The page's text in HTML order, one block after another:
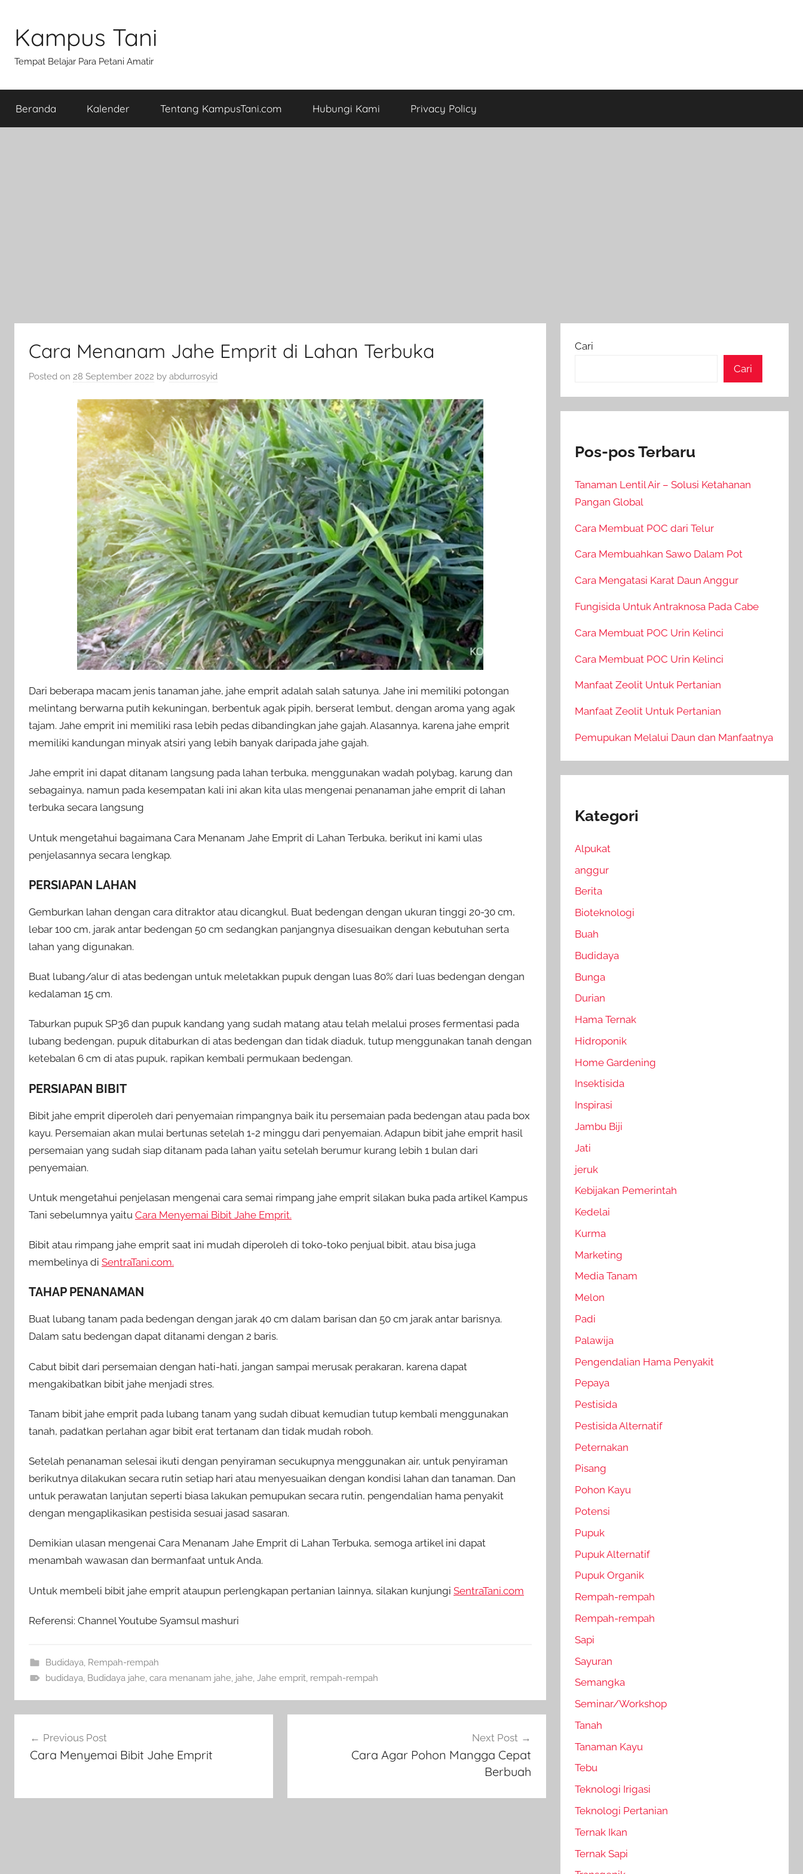
content
Kampus Tani
Tempat Belajar Para Petani Amatir
Beranda Kalender Tentang KampusTani.com Hubungi Kami Privacy Policy
Cara Menanam Jahe Emprit di Lahan Terbuka
Posted on 28 September 2022 by abdurrosyid
Dari beberapa macam jenis tanaman jahe, jahe emprit adalah salah satunya. Jahe ini memiliki potongan
melintang berwarna putih kekuningan, berbentuk agak pipih, berserat lembut, dengan aroma yang agak
tajam. Jahe emprit ini memiliki rasa lebih pedas dibandingkan jahe gajah. Alasannya, karena jahe emprit
memiliki kandungan minyak atsiri yang lebih banyak daripada jahe gajah.
Jahe emprit ini dapat ditanam langsung pada lahan terbuka, menggunakan wadah polybag, karung dan
sebagainya, namun pada kesempatan kali ini akan kita ulas mengenai penanaman jahe emprit di lahan
terbuka secara langsung
Untuk mengetahui bagaimana Cara Menanam Jahe Emprit di Lahan Terbuka, berikut ini kami ulas
penjelasannya secara lengkap.
PERSIAPAN LAHAN
Gemburkan lahan dengan cara ditraktor atau dicangkul. Buat bedengan dengan ukuran tinggi 20-30 cm,
lebar 100 cm, jarak antar bedengan 50 cm sedangkan panjangnya disesuaikan dengan kebutuhan serta
lahan yang digunakan.
Buat lubang/alur di atas bedengan untuk meletakkan pupuk dengan luas 80% dari luas bedengan dengan
kedalaman 15 cm.
Taburkan pupuk SP36 dan pupuk kandang yang sudah matang atau telah melalui proses fermentasi pada
lubang bedengan, pupuk ditaburkan di atas bedengan dan tidak diaduk, tutup menggunakan tanah dengan
ketebalan 6 cm di atas pupuk, rapikan kembali permukaan bedengan.
PERSIAPAN BIBIT
Bibit jahe emprit diperoleh dari penyemaian rimpangnya baik itu persemaian pada bedengan atau pada box
kayu. Persemaian akan mulai bertunas setelah 1-2 minggu dari penyemaian. Adapun bibit jahe emprit hasil
persemaian yang sudah siap ditanam pada lahan yaitu setelah berumur kurang lebih 1 bulan dari
penyemaian.
Untuk mengetahui penjelasan mengenai cara semai rimpang jahe emprit silakan buka pada artikel Kampus
Tani sebelumnya yaitu Cara Menyemai Bibit Jahe Emprit.
Bibit atau rimpang jahe emprit saat ini mudah diperoleh di toko-toko penjual bibit, atau bisa juga
membelinya di SentraTani.com.
TAHAP PENANAMAN
Buat lubang tanam pada bedengan dengan jarak 40 cm dalam barisan dan 50 cm jarak antar barisnya.
Dalam satu bedengan dapat ditanami dengan 2 baris.
Cabut bibit dari persemaian dengan hati-hati, jangan sampai merusak perakaran, karena dapat
mengakibatkan bibit jahe menjadi stres.
Tanam bibit jahe emprit pada lubang tanam yang sudah dibuat kemudian tutup kembali menggunakan
tanah, padatkan perlahan agar bibit erat tertanam dan tidak mudah roboh.
Setelah penanaman selesai ikuti dengan penyiraman secukupnya menggunakan air, untuk penyiraman
berikutnya dilakukan secara rutin setiap hari atau menyesuaikan dengan kondisi lahan dan tanaman. Dan
untuk perawatan lanjutan seperti biasa lakukan pemupukan secara rutin, pengendalian hama penyakit
dengan mengaplikasikan pestisida sesuai jasad sasaran.
Demikian ulasan mengenai Cara Menanam Jahe Emprit di Lahan Terbuka, semoga artikel ini dapat
menambah wawasan dan bermanfaat untuk Anda.
Untuk membeli bibit jahe emprit ataupun perlengkapan pertanian lainnya, silakan kunjungi SentraTani.com
Referensi: Channel Youtube Syamsul mashuri
Budidaya, Rempah-rempah
budidaya, Budidaya jahe, cara menanam jahe, jahe, Jahe emprit, rempah-rempah
pos Previous Post
Cara Menyemai Bibit Jahe Emprit
Next Post
Cara Agar Pohon Mangga Cepat
Berbuah
Cari
Cari
Pos-pos Terbaru
Tanaman Lentil Air – Solusi Ketahanan
Pangan Global
Cara Membuat POC dari Telur
Cara Membuahkan Sawo Dalam Pot
Cara Mengatasi Karat Daun Anggur
Fungisida Untuk Antraknosa Pada Cabe
Cara Membuat POC Urin Kelinci
Cara Membuat POC Urin Kelinci
Manfaat Zeolit Untuk Pertanian
Manfaat Zeolit Untuk Pertanian
Pemupukan Melalui Daun dan Manfaatnya
Kategori
Alpukat
anggur
Berita
Bioteknologi
Buah
Budidaya
Bunga
Durian
Hama Ternak
Hidroponik
Home Gardening
Insektisida
Inspirasi
Jambu Biji
Jati
jeruk
Kebijakan Pemerintah
Kedelai
Kurma
Marketing
Media Tanam
Melon
Padi
Palawija
Pengendalian Hama Penyakit
Pepaya
Pestisida
Pestisida Alternatif
Peternakan
Pisang
Pohon Kayu
Potensi
Pupuk
Pupuk Alternatif
Pupuk Organik
Rempah-rempah
Rempah-rempah
Sapi
Sayuran
Semangka
Seminar/Workshop
Tanah
Tanaman Kayu
Tebu
Teknologi Irigasi
Teknologi Pertanian
Ternak Ikan
Ternak Sapi